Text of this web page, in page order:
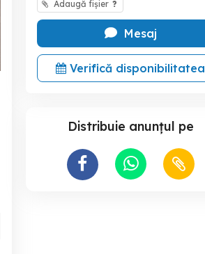
Adaugă fișier ?
Mesaj
Verifică disponibilitatea
Distribuie anunțul pe